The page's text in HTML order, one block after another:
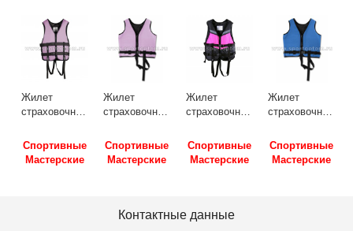
Жилет
страховочный
кг SM-414 М
(40-44)
Сиреневый
Спортивные
Мастерские
Жилет
страховочный
детский 15-
20кг SM-436
Спортивные
Мастерские
Жилет
страховочный
70 кг SM-438
М(40-44)
Спортивные
Мастерские
Жилет
страховочный
детский 20-
25кг SM-436
20-25кг Синий
Спортивные
Мастерские
Контактные данные